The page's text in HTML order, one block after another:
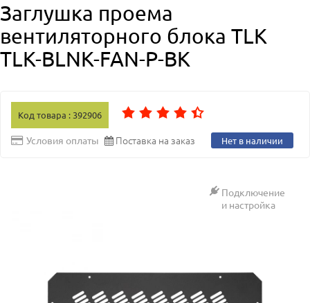
Заглушка проема
вентиляторного блока TLK
TLK-BLNK-FAN-P-BK
Код товара : 392906
Условия оплаты Поставка на заказ Нет в наличии
Подключение
и настройка